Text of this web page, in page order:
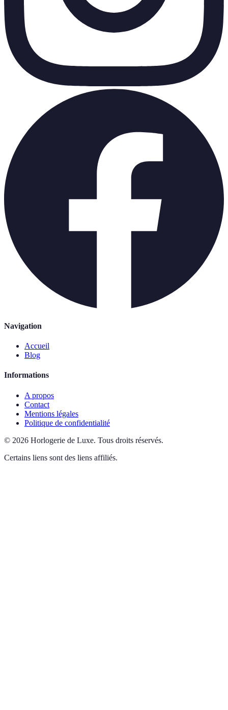
Navigation
Accueil
Blog
Informations
A propos
Contact
Mentions légales
Politique de confidentialité
© 2026 Horlogerie de Luxe. Tous droits réservés.
Certains liens sont des liens affiliés.